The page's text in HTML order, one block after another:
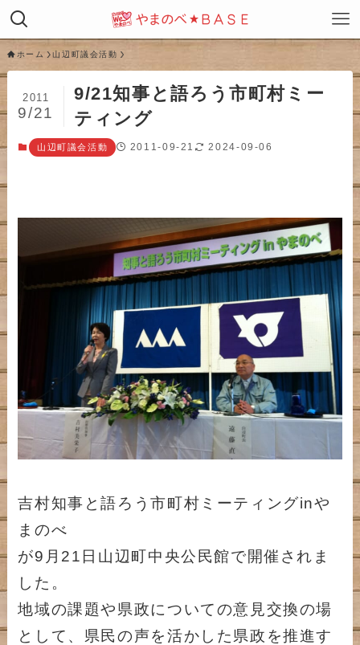
ホーム 山辺町議会活動
9/21知事と語ろう市町村ミー
ティング
2011
9/21
山辺町議会活動 2011-09-21 2024-09-06
吉村知事と語ろう市町村ミーティングinや
まのべ
が9月21日山辺町中央公民館で開催されま
した。
地域の課題や県政についての意見交換の場
として、県民の声を活かした県政を推進す